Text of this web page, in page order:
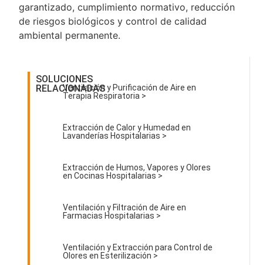
SOLUCIONES
RELACIONADAS
Ventilación y Purificación de Aire en
Terapia Respiratoria >
Extracción de Calor y Humedad en
Lavanderías Hospitalarias >
Extracción de Humos, Vapores y Olores
en Cocinas Hospitalarias >
Ventilación y Filtración de Aire en
Farmacias Hospitalarias >
Ventilación y Extracción para Control de
Olores en Esterilización >
garantizado, cumplimiento normativo, reducción
de riesgos biológicos y control de calidad
ambiental permanente.